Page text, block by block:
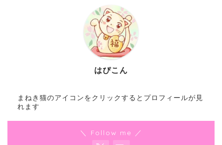
はぴこん
まねき猫のアイコンをクリックするとプロフィールが見
れます
＼ Follow me ／